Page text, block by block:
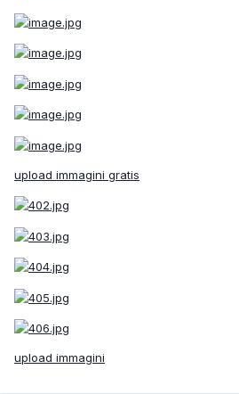
upload immagini gratis
upload immagini